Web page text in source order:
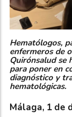
Hematólogos,
enfermeros de
Quirónsalud se
para poner en
diagnóstico y
hematológicas.
Málaga, 1 de